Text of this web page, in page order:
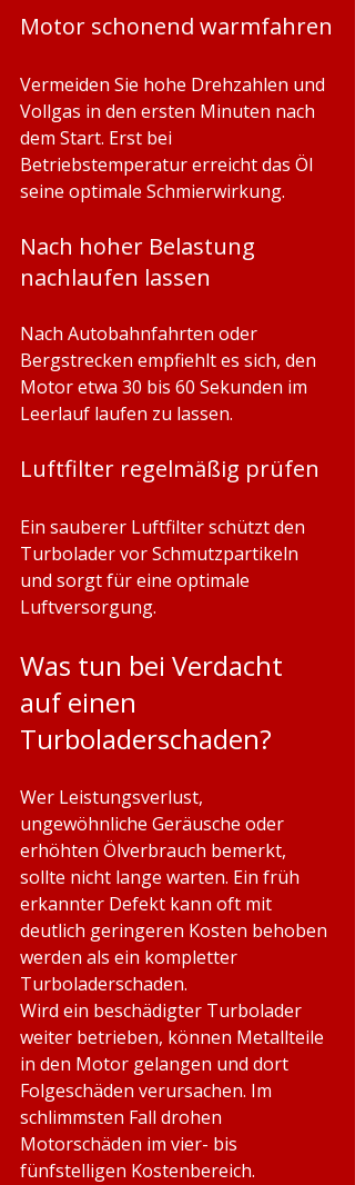
Motor schonend warmfahren
Vermeiden Sie hohe Drehzahlen und
Vollgas in den ersten Minuten nach
dem Start. Erst bei
Betriebstemperatur erreicht das Öl
seine optimale Schmierwirkung.
Nach hoher Belastung
nachlaufen lassen
Nach Autobahnfahrten oder
Bergstrecken empfiehlt es sich, den
Motor etwa 30 bis 60 Sekunden im
Leerlauf laufen zu lassen.
Luftfilter regelmäßig prüfen
Ein sauberer Luftfilter schützt den
Turbolader vor Schmutzpartikeln
und sorgt für eine optimale
Luftversorgung.
Was tun bei Verdacht
auf einen
Turboladerschaden?
Wer Leistungsverlust,
ungewöhnliche Geräusche oder
erhöhten Ölverbrauch bemerkt,
sollte nicht lange warten. Ein früh
erkannter Defekt kann oft mit
deutlich geringeren Kosten behoben
werden als ein kompletter
Turboladerschaden.
Wird ein beschädigter Turbolader
weiter betrieben, können Metallteile
in den Motor gelangen und dort
Folgeschäden verursachen. Im
schlimmsten Fall drohen
Motorschäden im vier- bis
fünfstelligen Kostenbereich.